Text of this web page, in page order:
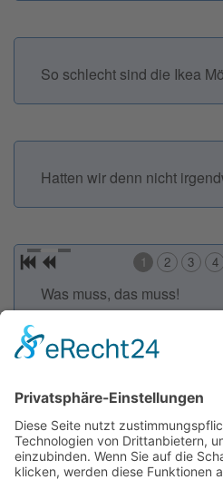
So schlecht sind die Ikea
Hatten wir denn nicht
1 2 3 4
Was muss, das muss!
Impressum
Datenschutz